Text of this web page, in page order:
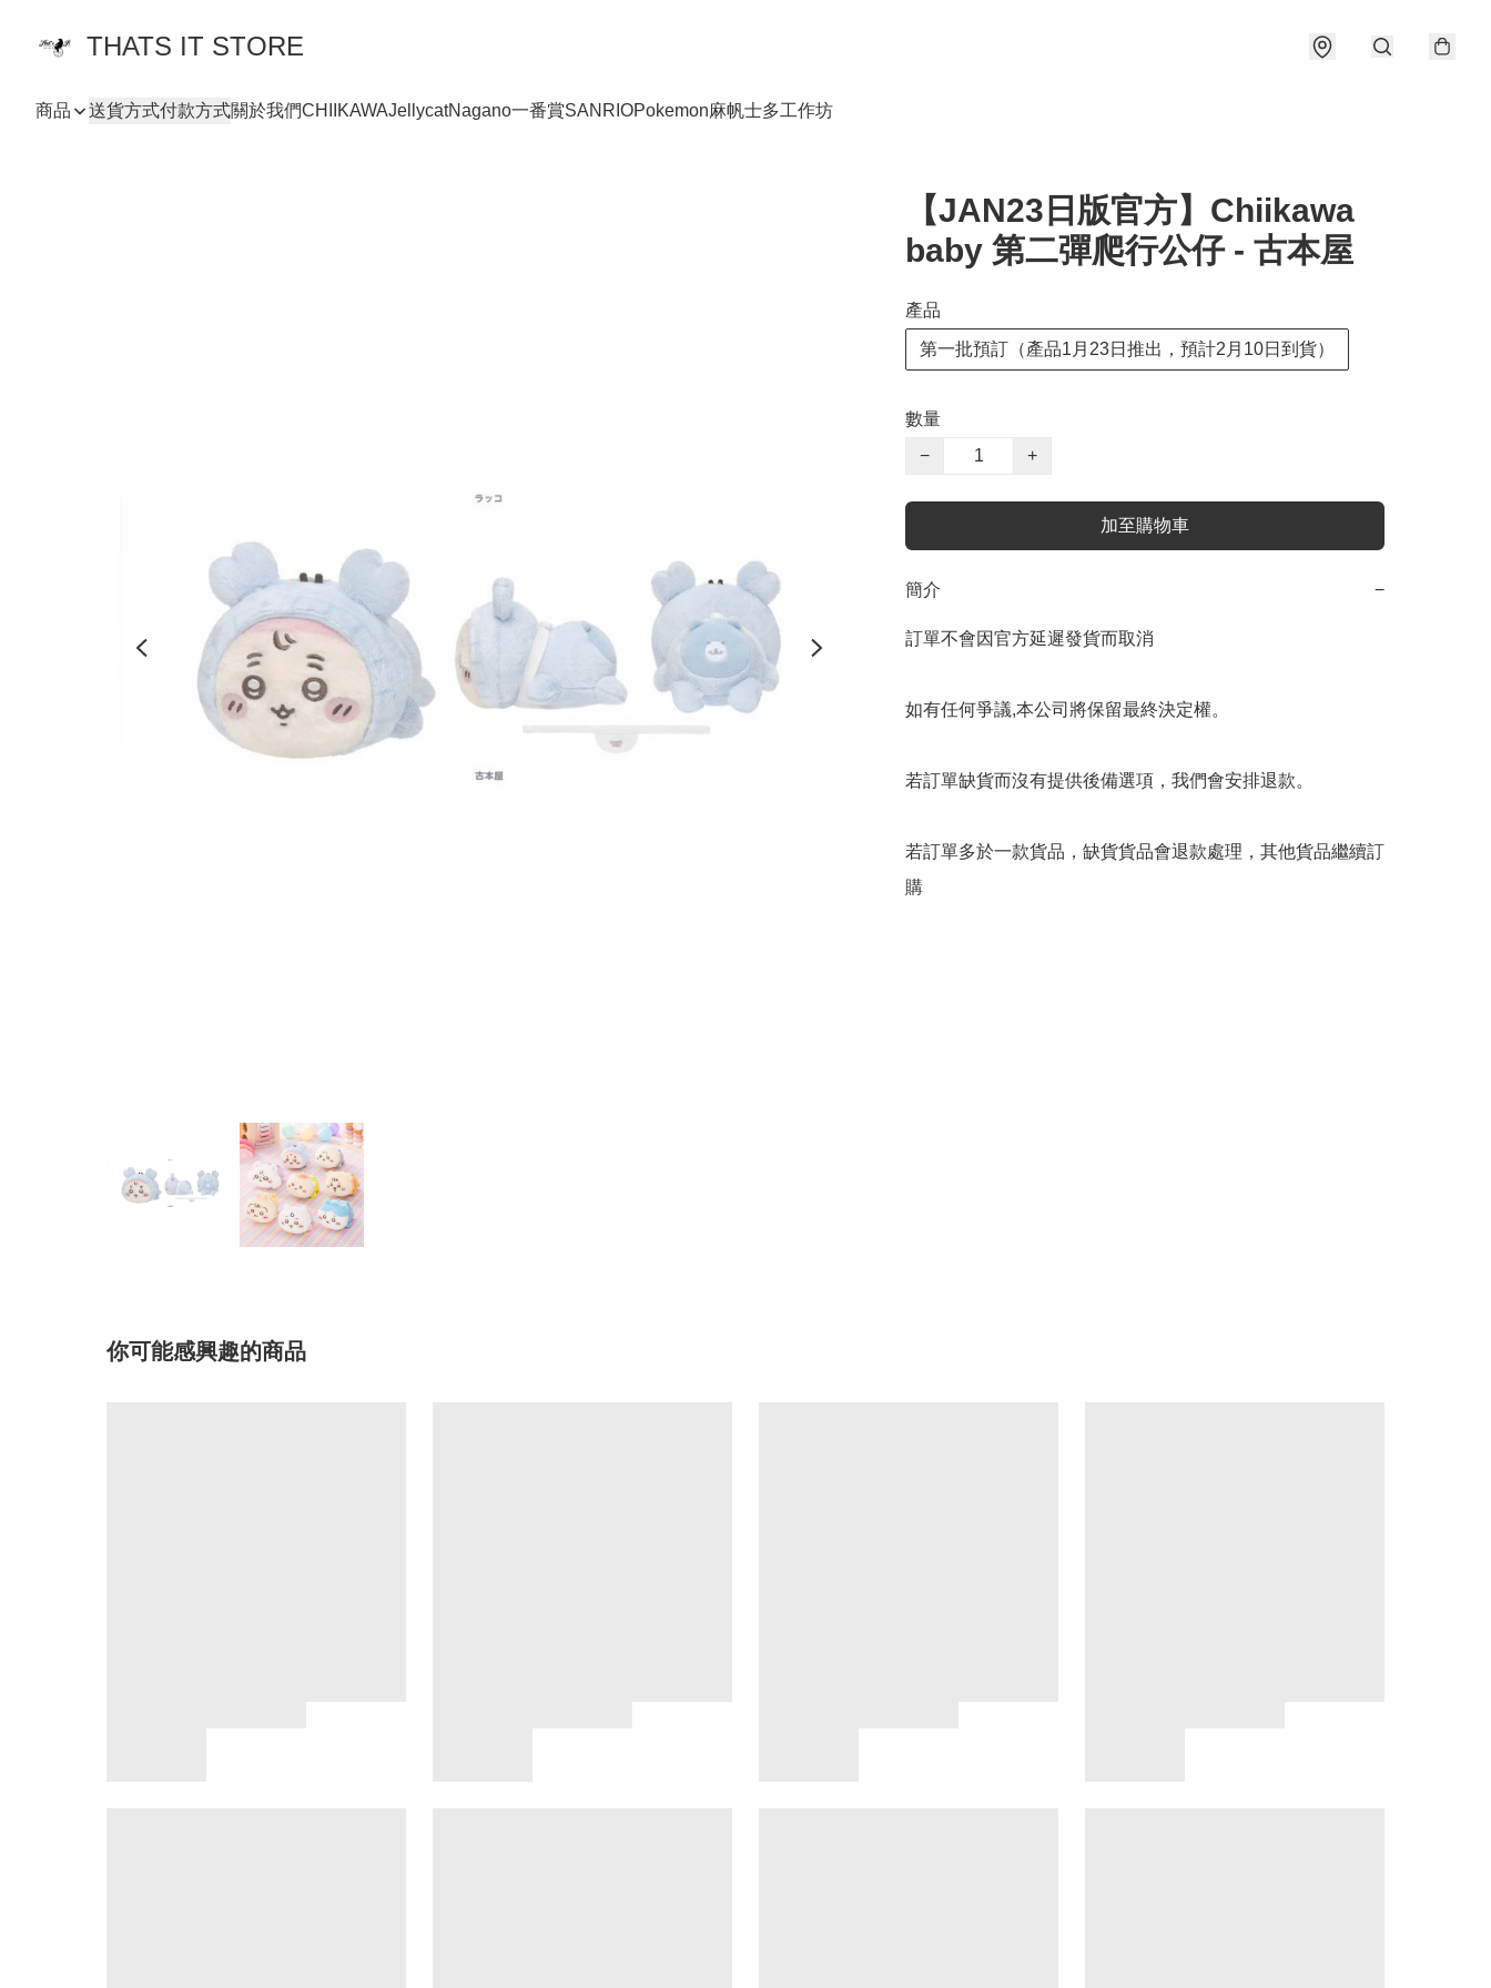
THATS IT STORE
商品 送貨方式付款方式關於我們CHIIKAWAJellycatNagano一番賞SANRIOPokemon麻帆士多工作坊
【JAN23日版官方】Chiikawa
baby 第二彈爬行公仔 - 古本屋
產品
第一批預訂（產品1月23日推出，預計2月10日到貨）
數量
−
+
加至購物車
簡介 −
訂單不會因官方延遲發貨而取消
如有任何爭議,本公司將保留最終決定權。
若訂單缺貨而沒有提供後備選項，我們會安排退款。
若訂單多於一款貨品，缺貨貨品會退款處理，其他貨品繼續訂
你可能感興趣的商品